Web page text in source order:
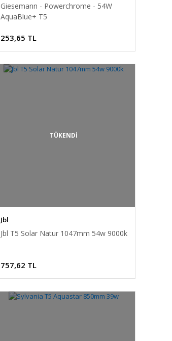
Giesemann - Powerchrome - 54W
AquaBlue+ T5
253,65 TL
TÜKENDİ
Jbl
Jbl T5 Solar Natur 1047mm 54w 9000k
757,62 TL